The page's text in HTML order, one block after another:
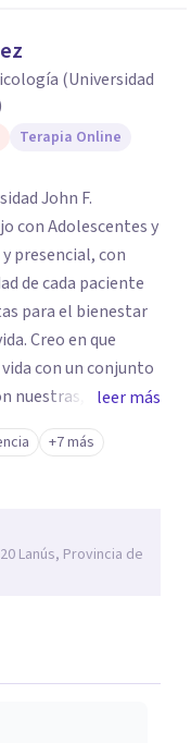
(Universidad
Terapia Online
John F.
con Adolescentes y
presencial, con
de cada paciente
para el bienestar
Creo en que
con un conjunto
nuestras, propias o
de la vida en
personas.. y
de viejas
diferente desde el
leer más
+7 más
Lanús, Provincia de